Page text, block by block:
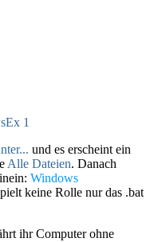
1
und es erscheint ein
Alle Dateien. Danach
Windows
keine Rolle nur das .bat
ihr Computer ohne